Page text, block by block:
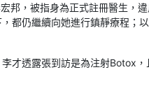
邦，被指身為正式註冊醫生，
都仍繼續向她進行鎮靜療程；
才透露張到訪是為注射Botox